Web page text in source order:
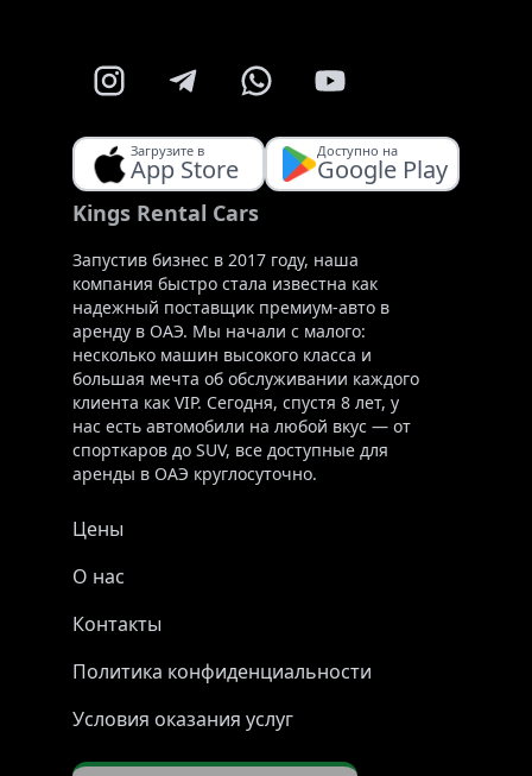
Загрузите в
App Store
Доступно на
Google Play
Kings Rental Cars
Запустив бизнес в 2017 году, наша
компания быстро стала известна как
надежный поставщик премиум-авто в
аренду в ОАЭ. Мы начали с малого:
несколько машин высокого класса и
большая мечта об обслуживании каждого
клиента как VIP. Сегодня, спустя 8 лет, у
нас есть автомобили на любой вкус — от
спорткаров до SUV, все доступные для
аренды в ОАЭ круглосуточно.
Цены
О нас
Контакты
Политика конфиденциальности
Условия оказания услуг